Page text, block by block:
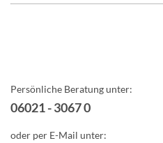
Persönliche Beratung unter:
06021 - 3067 0
oder per E-Mail unter: